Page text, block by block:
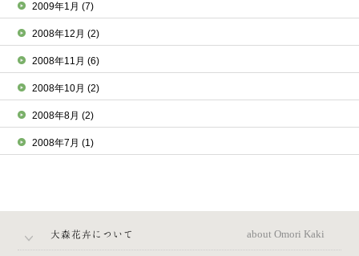
2009年1月(7)
2008年12月(2)
2008年11月(6)
2008年10月(2)
2008年8月(2)
2008年7月(1)
大森花卉について about Omori Kaki